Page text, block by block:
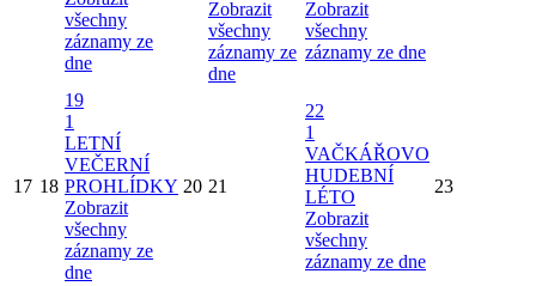
všechny
záznamy ze
dne
Zobrazit
všechny
záznamy ze
dne
Zobrazit
všechny
záznamy ze dne
17 18
19
1
LETNÍ
VEČERNÍ
PROHLÍDKY
Zobrazit
všechny
záznamy ze
dne
20 21
22
1
VAČKÁŘOVO
HUDEBNÍ
LÉTO
Zobrazit
všechny
záznamy ze dne
23